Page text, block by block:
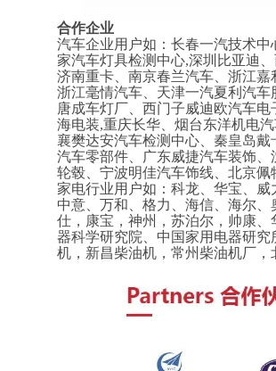
合作企业
汽车企业用户如：长春一汽技术
家汽车灯具检测中心,深圳比亚迪
济南重卡、南京春兰汽车、浙江
浙江毫情汽车、天津一汽夏利汽
唐成车灯厂、西门子威迪欧汽车
海电装,重庆长华、烟台东洋机电
襄樊达安汽车检测中心、秦皇岛
汽车零部件、广东威捷汽车装饰
轮毂、宁波明佳汽车饰线、北京
家电行业用户如：科龙、华宝、
中意、万和、格力、海信、海尔
仕，康宝，神州，苏泊尔，帅康
器科学研究院、中国家用电器研
机，新昌柴油机，常州柴油机厂